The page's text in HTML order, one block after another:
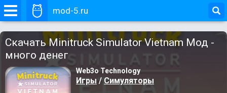
mod-5.ru
Скачать Minitruck Simulator Vietnam Мод -
много денег
Web3o Technology
Игры / Симуляторы